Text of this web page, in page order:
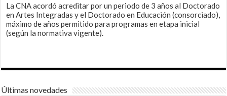
La CNA acordó acreditar por un periodo de 3 años al Doctorado
en Artes Integradas y el Doctorado en Educación (consorciado),
máximo de años permitido para programas en etapa inicial
(según la normativa vigente).
Últimas novedades